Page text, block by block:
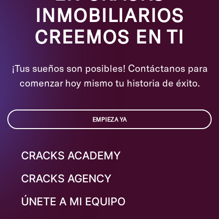
INMOBILIARIOS
CREEMOS EN TI
¡Tus sueños son posibles! Contáctanos para
comenzar hoy mismo tu historia de éxito.
EMPIEZA YA
CRACKS ACADEMY
CRACKS AGENCY
ÚNETE A MI EQUIPO